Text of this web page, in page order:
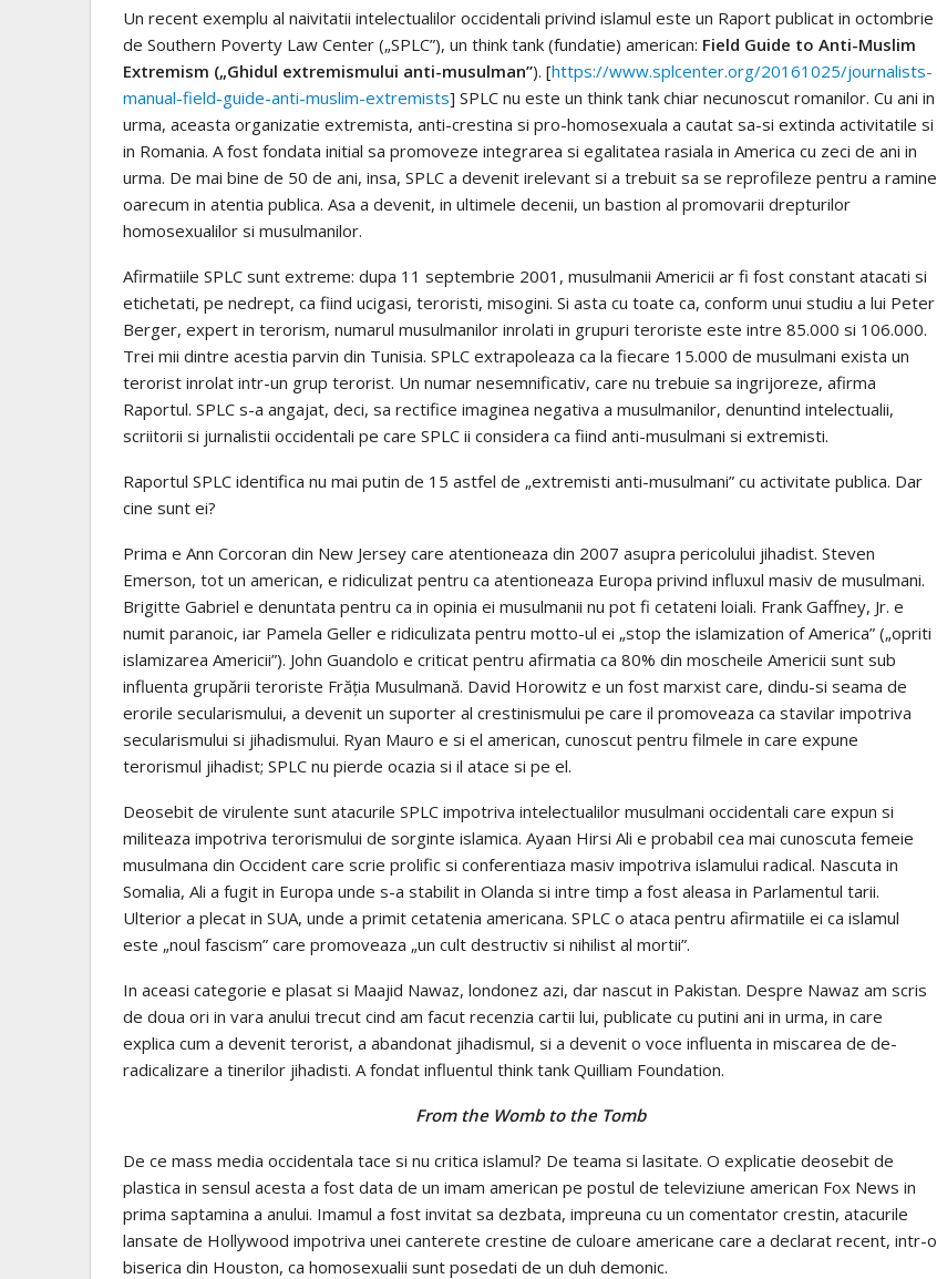
Un recent exemplu al naivitatii intelectualilor occidentali privind islamul este un Raport publicat in octombrie
de Southern Poverty Law Center („SPLC”), un think tank (fundatie) american: Field Guide to Anti-Muslim
Extremism („Ghidul extremismului anti-musulman”). [https://www.splcenter.org/20161025/journalists-
manual-field-guide-anti-muslim-extremists] SPLC nu este un think tank chiar necunoscut romanilor. Cu ani in
urma, aceasta organizatie extremista, anti-crestina si pro-homosexuala a cautat sa-si extinda activitatile si
in Romania. A fost fondata initial sa promoveze integrarea si egalitatea rasiala in America cu zeci de ani in
urma. De mai bine de 50 de ani, insa, SPLC a devenit irelevant si a trebuit sa se reprofileze pentru a ramine
oarecum in atentia publica. Asa a devenit, in ultimele decenii, un bastion al promovarii drepturilor
homosexualilor si musulmanilor.
Afirmatiile SPLC sunt extreme: dupa 11 septembrie 2001, musulmanii Americii ar fi fost constant atacati si
etichetati, pe nedrept, ca fiind ucigasi, teroristi, misogini. Si asta cu toate ca, conform unui studiu a lui Peter
Berger, expert in terorism, numarul musulmanilor inrolati in grupuri teroriste este intre 85.000 si 106.000.
Trei mii dintre acestia parvin din Tunisia. SPLC extrapoleaza ca la fiecare 15.000 de musulmani exista un
terorist inrolat intr-un grup terorist. Un numar nesemnificativ, care nu trebuie sa ingrijoreze, afirma
Raportul. SPLC s-a angajat, deci, sa rectifice imaginea negativa a musulmanilor, denuntind intelectualii,
scriitorii si jurnalistii occidentali pe care SPLC ii considera ca fiind anti-musulmani si extremisti.
Raportul SPLC identifica nu mai putin de 15 astfel de „extremisti anti-musulmani” cu activitate publica. Dar
cine sunt ei?
Prima e Ann Corcoran din New Jersey care atentioneaza din 2007 asupra pericolului jihadist. Steven
Emerson, tot un american, e ridiculizat pentru ca atentioneaza Europa privind influxul masiv de musulmani.
Brigitte Gabriel e denuntata pentru ca in opinia ei musulmanii nu pot fi cetateni loiali. Frank Gaffney, Jr. e
numit paranoic, iar Pamela Geller e ridiculizata pentru motto-ul ei „stop the islamization of America” („opriti
islamizarea Americii”). John Guandolo e criticat pentru afirmatia ca 80% din moscheile Americii sunt sub
influenta grupării teroriste Frăția Musulmană. David Horowitz e un fost marxist care, dindu-si seama de
erorile secularismului, a devenit un suporter al crestinismului pe care il promoveaza ca stavilar impotriva
secularismului si jihadismului. Ryan Mauro e si el american, cunoscut pentru filmele in care expune
terorismul jihadist; SPLC nu pierde ocazia si il atace si pe el.
Deosebit de virulente sunt atacurile SPLC impotriva intelectualilor musulmani occidentali care expun si
militeaza impotriva terorismului de sorginte islamica. Ayaan Hirsi Ali e probabil cea mai cunoscuta femeie
musulmana din Occident care scrie prolific si conferentiaza masiv impotriva islamului radical. Nascuta in
Somalia, Ali a fugit in Europa unde s-a stabilit in Olanda si intre timp a fost aleasa in Parlamentul tarii.
Ulterior a plecat in SUA, unde a primit cetatenia americana. SPLC o ataca pentru afirmatiile ei ca islamul
este „noul fascism” care promoveaza „un cult destructiv si nihilist al mortii”.
In aceasi categorie e plasat si Maajid Nawaz, londonez azi, dar nascut in Pakistan. Despre Nawaz am scris
de doua ori in vara anului trecut cind am facut recenzia cartii lui, publicate cu putini ani in urma, in care
explica cum a devenit terorist, a abandonat jihadismul, si a devenit o voce influenta in miscarea de de-
radicalizare a tinerilor jihadisti. A fondat influentul think tank Quilliam Foundation.
From the Womb to the Tomb
De ce mass media occidentala tace si nu critica islamul? De teama si lasitate. O explicatie deosebit de
plastica in sensul acesta a fost data de un imam american pe postul de televiziune american Fox News in
prima saptamina a anului. Imamul a fost invitat sa dezbata, impreuna cu un comentator crestin, atacurile
lansate de Hollywood impotriva unei canterete crestine de culoare americane care a declarat recent, intr-o
biserica din Houston, ca homosexualii sunt posedati de un duh demonic.